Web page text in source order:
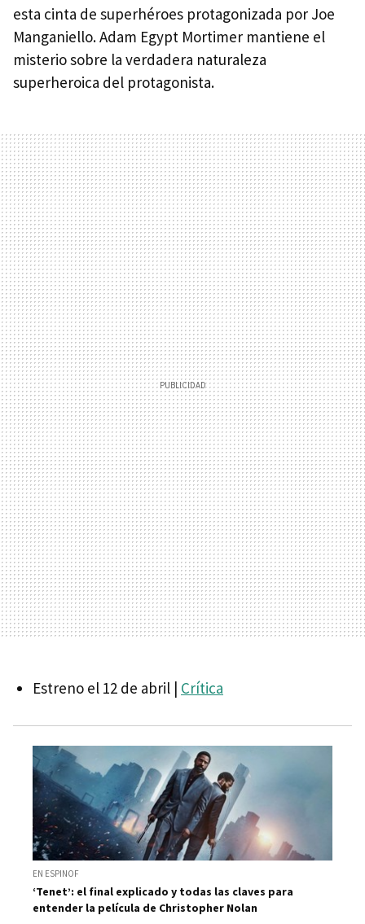
esta cinta de superhéroes protagonizada por Joe
Manganiello. Adam Egypt Mortimer mantiene el
misterio sobre la verdadera naturaleza
superheroica del protagonista.
Estreno el 12 de abril | Crítica
EN ESPINOF
‘Tenet’: el final explicado y todas las claves para
entender la película de Christopher Nolan